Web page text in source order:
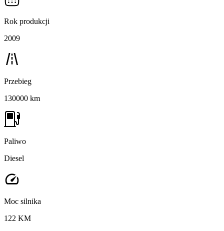
Rok produkcji
2009
Przebieg
130000 km
Paliwo
Diesel
Moc silnika
122 KM